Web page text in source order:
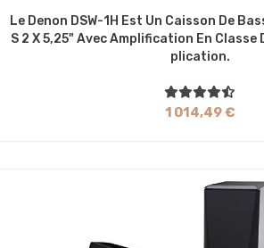
Le Denon DSW-1H Est Un Caisson De
S 2 X 5,25" Avec Amplification En Classe
Plication.
1 014,49 €